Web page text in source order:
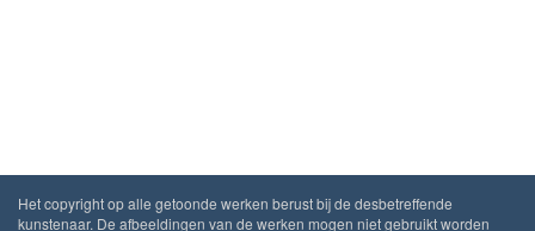
Het copyright op alle getoonde werken berust bij de desbetreffende
kunstenaar. De afbeeldingen van de werken mogen niet gebruikt worden